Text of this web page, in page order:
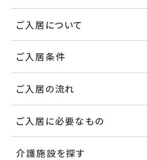
ご入居について
ご入居条件
ご入居の流れ
ご入居に必要なもの
介護施設を探す